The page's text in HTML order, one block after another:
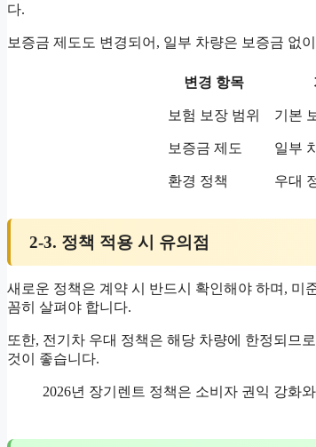
다.
보증금 제도도 변경되어, 일부 차량은 보증금 없
변경 항목
보험 보장 범위 기본
보증금 제도 일부
환경 정책 우대
2-3. 정책 적용 시 유의점
새로운 정책은 계약 시 반드시 확인해야 하며, 미
꼼히 살펴야 합니다.
또한, 전기차 우대 정책은 해당 차량에 한정되므
것이 좋습니다.
2026년 장기렌트 정책은 소비자 권익 강화